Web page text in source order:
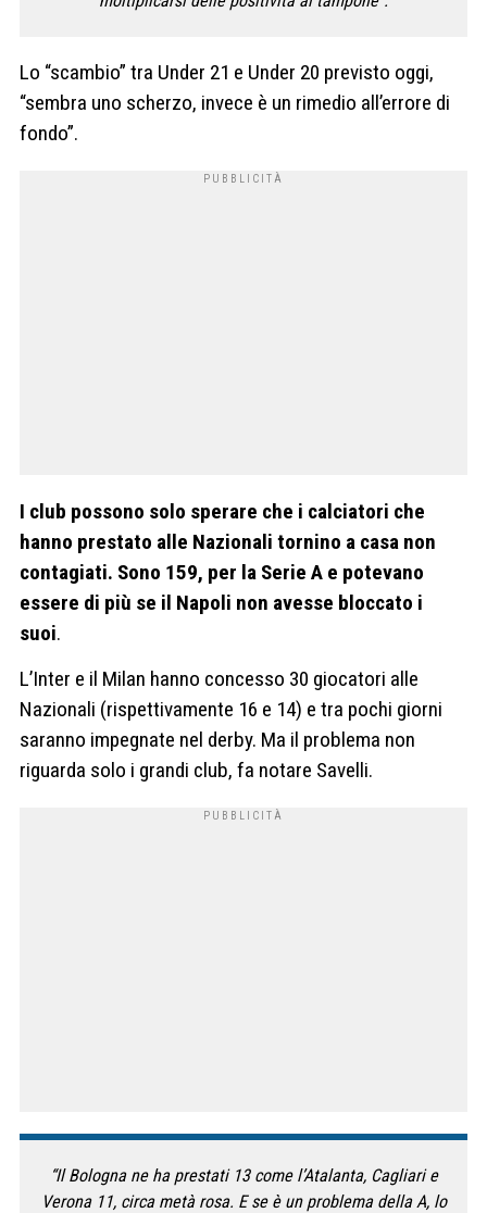
Lo “scambio” tra Under 21 e Under 20 previsto oggi,
“sembra uno scherzo, invece è un rimedio all’errore di
fondo”.
I club possono solo sperare che i calciatori che
hanno prestato alle Nazionali tornino a casa non
contagiati. Sono 159, per la Serie A e potevano
essere di più se il Napoli non avesse bloccato i
suoi.
L’Inter e il Milan hanno concesso 30 giocatori alle
Nazionali (rispettivamente 16 e 14) e tra pochi giorni
saranno impegnate nel derby. Ma il problema non
riguarda solo i grandi club, fa notare Savelli.
“Il Bologna ne ha prestati 13 come l’Atalanta, Cagliari e
Verona 11, circa metà rosa. E se è un problema della A, lo